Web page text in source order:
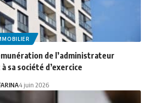
de l’administrateur
sa société d’exercice
4 juin 2026